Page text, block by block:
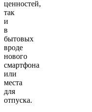
ценностей,
так
и
в
бытовых
вроде
нового
смартфона
или
места
для
отпуска.